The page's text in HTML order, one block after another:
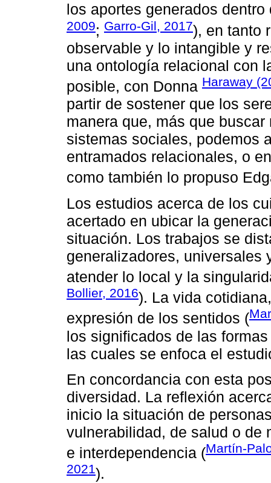
los aportes generados
2009; Garro-Gil, 2017), en tanto
observable y lo intangible y
una ontología relacional con
posible, con Donna Haraway
partir de sostener que los
manera que, más que
sistemas sociales, podemos
entramados relacionales, o
como también lo propuso
Los estudios acerca de los
acertado en ubicar la
situación. Los trabajos se
generalizadores, universales
atender lo local y la
Bollier, 2016). La vida
expresión de los sentidos (
los significados de las
las cuales se enfoca el
En concordancia con esta
diversidad. La reflexión
inicio la situación de
vulnerabilidad, de salud o de
e interdependencia (Martín-
2021).